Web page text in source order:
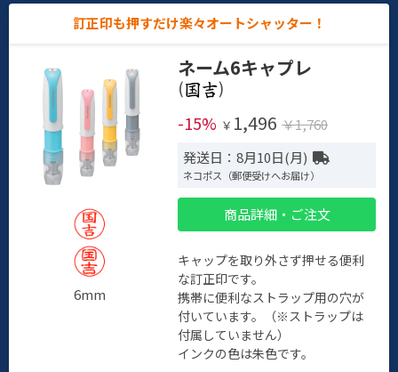
訂正印も押すだけ楽々オートシャッター！
6mm
ネーム6キャプレ
(
)
-15% ￥ 1,496 ￥1,760
発送日：8月10日(月)
ネコポス（郵便受けへお届け）
商品詳細・ご注文
キャップを取り外さず押せる便利
な訂正印です。
携帯に便利なストラップ用の穴が
付いています。（※ストラップは
付属していません）
インクの色は朱色です。